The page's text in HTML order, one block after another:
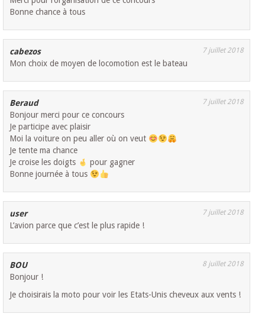
Bonne chance à tous
cabezos 7 juillet 2018
Mon choix de moyen de locomotion est le bateau
Beraud 7 juillet 2018
Bonjour merci pour ce concours
Je participe avec plaisir
Moi la voiture on peu aller où on veut
Je tente ma chance
Je croise les doigts
pour gagner
Bonne journée à tous
user 7 juillet 2018
L’avion parce que c’est le plus rapide !
BOU 8 juillet 2018
Bonjour !
Je choisirais la moto pour voir les Etats-Unis cheveux aux vents !